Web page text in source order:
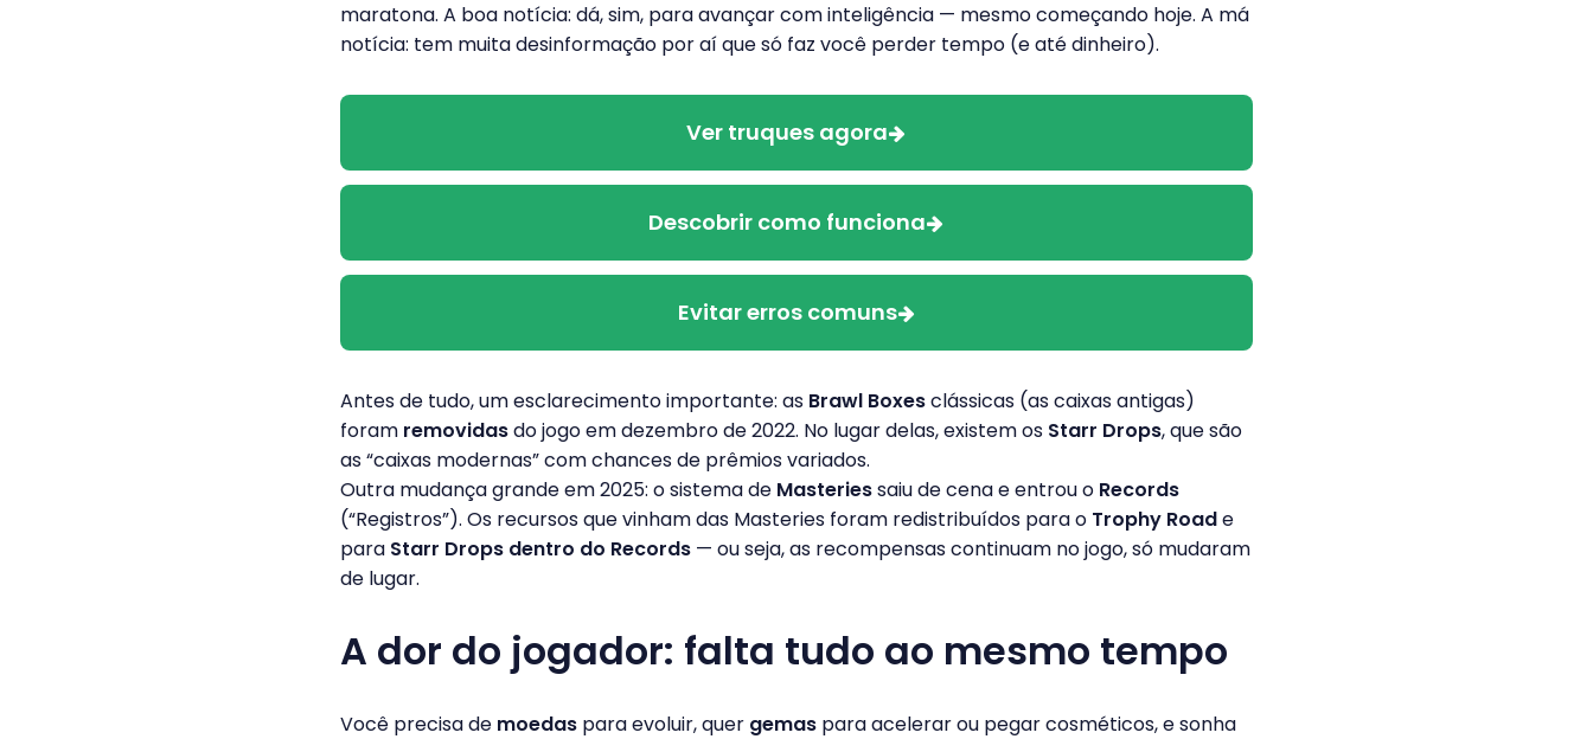
maratona. A boa notícia: dá, sim, para avançar com inteligência — mesmo começando hoje. A má
notícia: tem muita desinformação por aí que só faz você perder tempo (e até dinheiro).
Ver truques agora
Descobrir como funciona
Evitar erros comuns
Antes de tudo, um esclarecimento importante: as Brawl Boxesclássicas (as caixas antigas)
foram removidasdo jogo em dezembro de 2022. No lugar delas, existem os Starr Drops, que são
as “caixas modernas” com chances de prêmios variados.
Outra mudança grande em 2025: o sistema de Masteriessaiu de cena e entrou o Records
(“Registros”). Os recursos que vinham das Masteries foram redistribuídos para o Trophy Roade
para Starr Drops dentro do Records — ou seja, as recompensas continuam no jogo, só mudaram
de lugar.
A dor do jogador: falta tudo ao mesmo tempo
Você precisa de moedas para evoluir, quer gemas para acelerar ou pegar cosméticos, e sonha